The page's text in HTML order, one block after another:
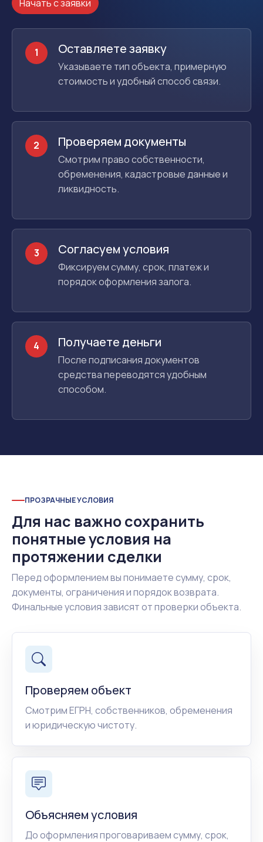
Начать с заявки
1 Оставляете заявку
Указываете тип объекта, примерную
стоимость и удобный способ связи.
2 Проверяем документы
Смотрим право собственности,
обременения, кадастровые данные и
ликвидность.
3 Согласуем условия
Фиксируем сумму, срок, платеж и
порядок оформления залога.
4 Получаете деньги
После подписания документов
средства переводятся удобным
способом.
ПРОЗРАЧНЫЕ УСЛОВИЯ
Для нас важно сохранить
понятные условия на
протяжении сделки
Перед оформлением вы понимаете сумму, срок,
документы, ограничения и порядок возврата.
Финальные условия зависят от проверки объекта.
Проверяем объект
Смотрим ЕГРН, собственников, обременения
и юридическую чистоту.
Объясняем условия
До оформления проговариваем сумму, срок,